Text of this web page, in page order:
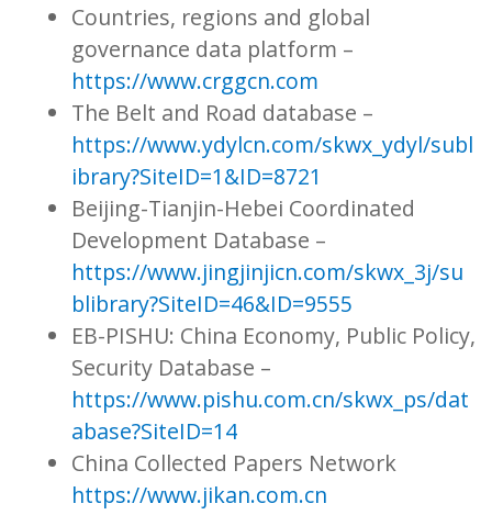
Countries, regions and global
governance data platform –
https://www.crggcn.com
The Belt and Road database –
https://www.ydylcn.com/skwx_ydyl/subl
ibrary?SiteID=1&ID=8721
Beijing-Tianjin-Hebei Coordinated
Development Database –
https://www.jingjinjicn.com/skwx_3j/su
blibrary?SiteID=46&ID=9555
EB-PISHU: China Economy, Public Policy,
Security Database –
https://www.pishu.com.cn/skwx_ps/dat
abase?SiteID=14
China Collected Papers Network
https://www.jikan.com.cn